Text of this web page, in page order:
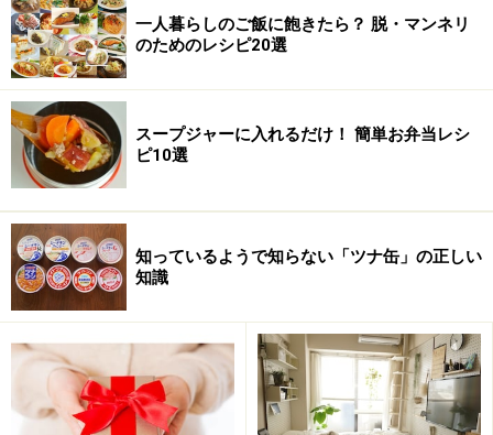
一人暮らしのご飯に飽きたら？ 脱・マンネリ
のためのレシピ20選
スープジャーに入れるだけ！ 簡単お弁当レシ
ピ10選
知っているようで知らない「ツナ缶」の正しい
知識